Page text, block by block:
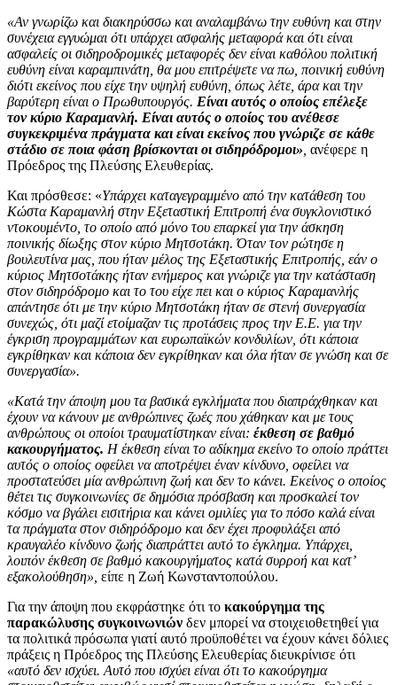
«Αν γνωρίζω και διακηρύσσω και αναλαμβάνω την ευθύνη και στην
συνέχεια εγγυώμαι ότι υπάρχει ασφαλής μεταφορά και ότι είναι
ασφαλείς οι σιδηροδρομικές μεταφορές δεν είναι καθόλου πολιτική
ευθύνη είναι καραμπινάτη, θα μου επιτρέψετε να πω, ποινική ευθύνη
διότι εκείνος που είχε την υψηλή ευθύνη, όπως λέτε, άρα και την
βαρύτερη είναι ο Πρωθυπουργός. Είναι αυτός ο οποίος επέλεξε
τον κύριο Καραμανλή. Είναι αυτός ο οποίος του ανέθεσε
συγκεκριμένα πράγματα και είναι εκείνος που γνώριζε σε κάθε
στάδιο σε ποια φάση βρίσκονται οι σιδηρόδρομοι» ανέφερε η
Πρόεδρος της Πλεύσης Ελευθερίας.
Και πρόσθεσε: «Υπάρχει καταγεγραμμένο από την κατάθεση του
Κώστα Καραμανλή στην Εξεταστική Επιτροπή ένα συγκλονιστικό
ντοκουμέντο, το οποίο από μόνο του επαρκεί για την άσκηση
ποινικής δίωξης στον κύριο Μητσοτάκη. Όταν τον ρώτησε η
βουλευτίνα μας, που ήταν μέλος της Εξεταστικής Επιτροπής, εάν ο
κύριος Μητσοτάκης ήταν ενήμερος και γνώριζε για την κατάσταση
στον σιδηρόδρομο και το του είχε πει και ο κύριος Καραμανλής
απάντησε ότι με την κύριο Μητσοτάκη ήταν σε στενή συνεργασία
συνεχώς, ότι μαζί ετοίμαζαν τις προτάσεις προς την Ε.Ε. για την
έγκριση προγραμμάτων και ευρωπαϊκών κονδυλίων, ότι κάποια
εγκρίθηκαν και κάποια δεν εγκρίθηκαν και όλα ήταν σε γνώση και σε
συνεργασία».
«Κατά την άποψη μου τα βασικά εγκλήματα που διαπράχθηκαν και
έχουν να κάνουν με ανθρώπινες ζωές που χάθηκαν και με τους
ανθρώπους οι οποίοι τραυματίστηκαν είναι: έκθεση σε βαθμό
κακουργήματος. Η έκθεση είναι το αδίκημα εκείνο το οποίο πράττει
αυτός ο οποίος οφείλει να αποτρέψει έναν κίνδυνο, οφείλει να
προστατεύσει μία ανθρώπινη ζωή και δεν το κάνει. Εκείνος ο οποίος
θέτει τις συγκοινωνίες σε δημόσια πρόσβαση και προσκαλεί τον
κόσμο να βγάλει εισιτήρια και κάνει ομιλίες για το πόσο καλά είναι
τα πράγματα στον σιδηρόδρομο και δεν έχει προφυλάξει από
κραυγαλέο κίνδυνο ζωής διαπράττει αυτό το έγκλημα. Υπάρχει,
λοιπόν έκθεση σε βαθμό κακουργήματος κατά συρροή και κατ’
εξακολούθηση», είπε η Ζωή Κωνσταντοπούλου.
Για την άποψη που εκφράστηκε ότι το κακούργημα της
παρακώλυσης συγκοινωνιών δεν μπορεί να στοιχειοθετηθεί για
τα πολιτικά πρόσωπα γιατί αυτό προϋποθέτει να έχουν κάνει δόλιες
πράξεις η Πρόεδρος της Πλεύσης Ελευθερίας διευκρίνισε ότι
«αυτό δεν ισχύει. Αυτό που ισχύει είναι ότι το κακούργημα